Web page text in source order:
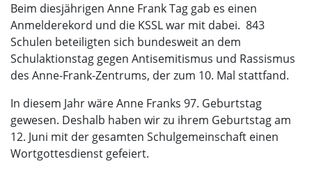
Beim diesjährigen Anne Frank Tag gab es einen
Anmelderekord und die KSSL war mit dabei. 843
Schulen beteiligten sich bundesweit an dem
Schulaktionstag gegen Antisemitismus und Rassismus
des Anne-Frank-Zentrums, der zum 10. Mal stattfand.
In diesem Jahr wäre Anne Franks 97. Geburtstag
gewesen. Deshalb haben wir zu ihrem Geburtstag am
12. Juni mit der gesamten Schulgemeinschaft einen
Wortgottesdienst gefeiert.